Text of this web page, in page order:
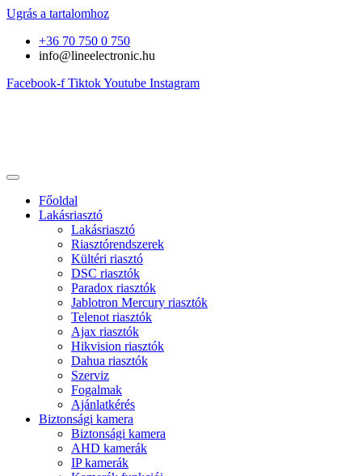
Ugrás a tartalomhoz
+36 70 750 0 750
info@lineelectronic.hu
Facebook-f TiktokYoutube Instagram
Főoldal
Lakásriasztó
Lakásriasztó
Riasztórendszerek
Kültéri riasztó
DSC riasztók
Paradox riasztók
Jablotron Mercury riasztók
Telenot riasztók
Ajax riasztók
Hikvision riasztók
Dahua riasztók
Szerviz
Fogalmak
Ajánlatkérés
Biztonsági kamera
Biztonsági kamera
AHD kamerák
IP kamerák